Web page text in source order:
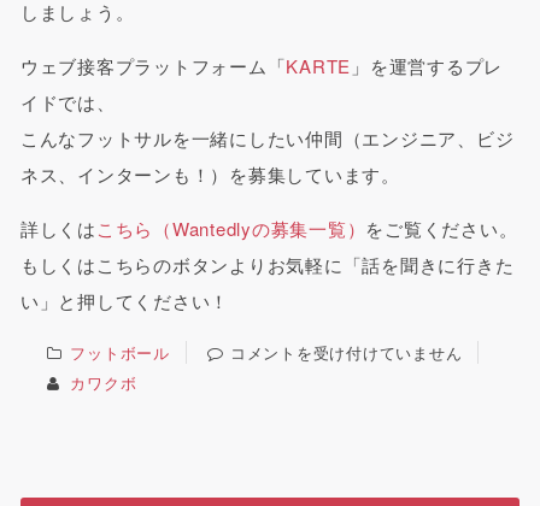
しましょう。
ウェブ接客プラットフォーム「KARTE 」を運営するプレ
イドでは、
こんなフットサルを一緒にしたい仲間（エンジニア、ビジ
ネス、インターンも！）を募集しています。
詳しくはこちら（Wantedlyの募集一覧） をご覧ください。
もしくはこちらのボタンよりお気軽に「話を聞きに行きた
い」と押してください！
フットボール
コメントを受け付けていません
カワクボ